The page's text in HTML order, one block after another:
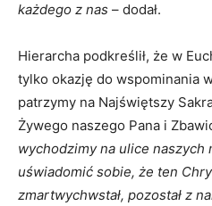
każdego z nas – dodał.
Hierarcha podkreślił, że w
tylko okazję do wspominania
patrzymy na Najświętszy
Żywego naszego Pana i
wychodzimy na ulice naszych
uświadomić sobie, że ten
zmartwychwstał, pozostał z